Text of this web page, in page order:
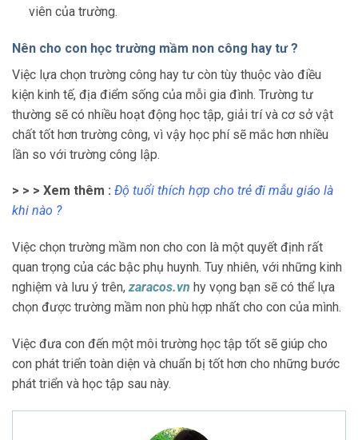
viên của trường.
Nên cho con học trường mầm non công hay tư ?
Việc lựa chọn trường công hay tư còn tùy thuộc vào điều
kiện kinh tế, địa điểm sống của mỗi gia đình. Trường tư
thường sẽ có nhiều hoạt động học tập, giải trí và cơ sở vật
chất tốt hơn trường công, vì vậy học phí sẽ mắc hơn nhiều
lần so với trường công lập.
> > > Xem thêm : Độ tuổi thích hợp cho trẻ đi mẫu giáo là
khi nào ?
Việc chọn trường mầm non cho con là một quyết định rất
quan trọng của các bậc phụ huynh. Tuy nhiên, với những kinh
nghiệm và lưu ý trên,zaracos.vn hy vọng bạn sẽ có thể lựa
chọn được trường mầm non phù hợp nhất cho con của mình.
Việc đưa con đến một môi trường học tập tốt sẽ giúp cho
con phát triển toàn diện và chuẩn bị tốt hơn cho những bước
phát triển và học tập sau này.